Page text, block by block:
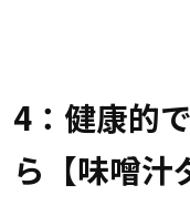
4：健康的
ら【味噌汁